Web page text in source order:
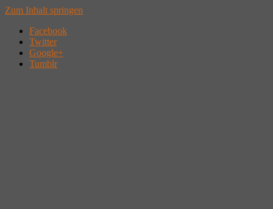
Zum Inhalt springen
Facebook
Twitter
Google+
Tumblr